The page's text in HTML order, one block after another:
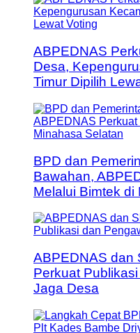
ABPEDNAS
Desa,
Timur Dipilih
BPD dan
Bawahan,
Melalui Bimtek di
ABPEDNAS dan
Perkuat
Jaga Desa